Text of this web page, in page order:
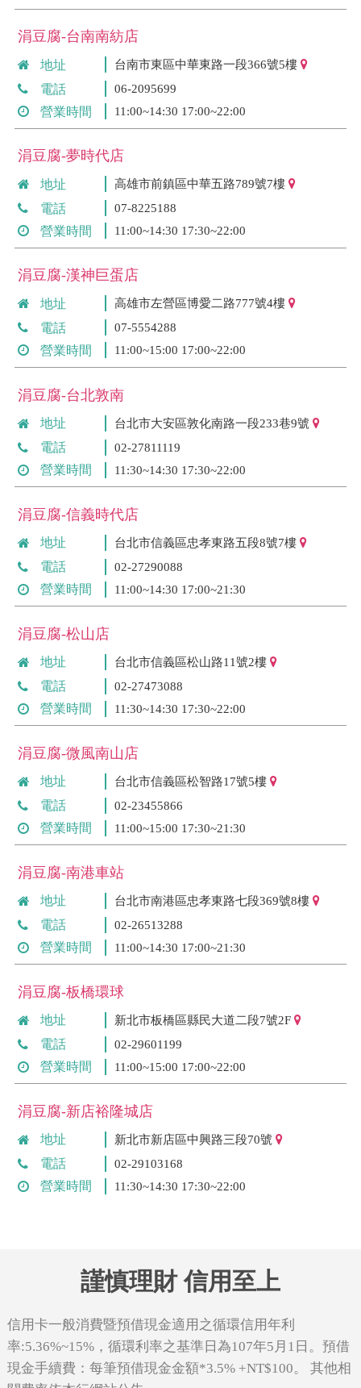
涓豆腐-台南南紡店
地址 台南市東區中華東路一段366號5樓
電話 06-2095699
營業時間 11:00~14:30 17:00~22:00
涓豆腐-夢時代店
地址 高雄市前鎮區中華五路789號7樓
電話 07-8225188
營業時間 11:00~14:30 17:30~22:00
涓豆腐-漢神巨蛋店
地址 高雄市左營區博愛二路777號4樓
電話 07-5554288
營業時間 11:00~15:00 17:00~22:00
涓豆腐-台北敦南
地址 台北市大安區敦化南路一段233巷9號
電話 02-27811119
營業時間 11:30~14:30 17:30~22:00
涓豆腐-信義時代店
地址 台北市信義區忠孝東路五段8號7樓
電話 02-27290088
營業時間 11:00~14:30 17:00~21:30
涓豆腐-松山店
地址 台北市信義區松山路11號2樓
電話 02-27473088
營業時間 11:30~14:30 17:30~22:00
涓豆腐-微風南山店
地址 台北市信義區松智路17號5樓
電話 02-23455866
營業時間 11:00~15:00 17:30~21:30
涓豆腐-南港車站
地址 台北市南港區忠孝東路七段369號8樓
電話 02-26513288
營業時間 11:00~14:30 17:00~21:30
涓豆腐-板橋環球
地址 新北市板橋區縣民大道二段7號2F
電話 02-29601199
營業時間 11:00~15:00 17:00~22:00
涓豆腐-新店裕隆城店
地址 新北市新店區中興路三段70號
電話 02-29103168
營業時間 11:30~14:30 17:30~22:00
謹慎理財 信用至上
信用卡一般消費暨預借現金適用之循環信用年利
率:5.36%~15%，循環利率之基準日為107年5月1日。預借
現金手續費：每筆預借現金金額*3.5% +NT$100。 其他相